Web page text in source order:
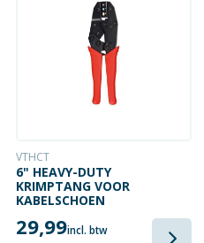
VTHCT
6" HEAVY-DUTY
KRIMPTANG VOOR
KABELSCHOEN
29,99incl. btw